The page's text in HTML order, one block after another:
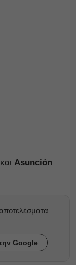
και Asunción
Google